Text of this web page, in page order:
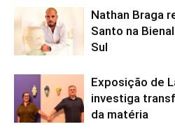
Nathan Braga
Santo na
Sul
Exposição de
investiga
da matéria